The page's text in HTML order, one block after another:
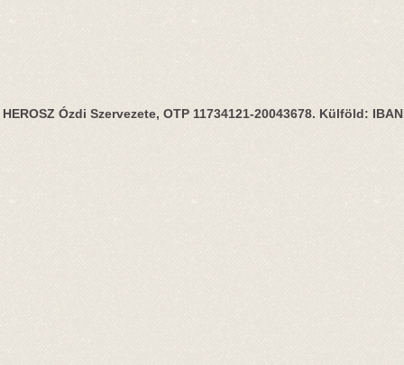
HEROSZ Ózdi Szervezete, OTP 11734121-20043678. Külföld: